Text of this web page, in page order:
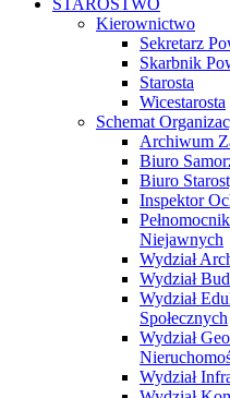
STAROSTWO
Kierownictwo
Sekretarz
Skarbnik
Starosta
Wicestarosta
Schemat
Archiwum
Biuro
Biuro
Inspektor
Niejawnych
Wydział
Wydział
Wydział
Społecznych
Wydział
Wydział